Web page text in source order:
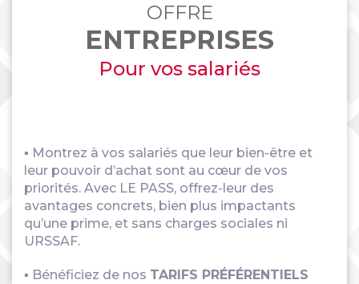
OFFRE
ENTREPRISES
Pour vos salariés
▪ Montrez à vos salariés que leur bien-être et
leur pouvoir d’achat sont au cœur de vos
priorités. Avec LE PASS, offrez-leur des
avantages concrets, bien plus impactants
qu’une prime, et sans charges sociales ni
URSSAF.
▪ Bénéficiez de nos TARIFS PRÉFÉRENTIELS